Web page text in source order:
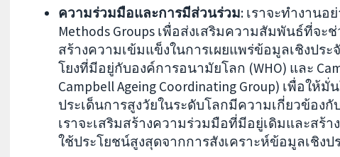
ความร่วมมือและการมีส่วนร่วม: เราจะทำงานอ
Methods Groups เพื่อส่งเสริมความสัมพันธ์ที่จ
สร้างความเข้มแข็งในการเผยแพร่ข้อมูลเชิงปร
โยงที่มีอยู่กับองค์การอนามัยโลก (WHO) และ
Campbell Ageing Coordinating Group) เพื่อใ
ประเด็นการสูงวัยในระดับโลกมีความเกี่ยวข้อง
เราจะเสริมสร้างความร่วมมือที่มีอยู่เดิมและสร้
ใช้ประโยชน์สูงสุดจากการสังเคราะห์ข้อมูลเชิงป